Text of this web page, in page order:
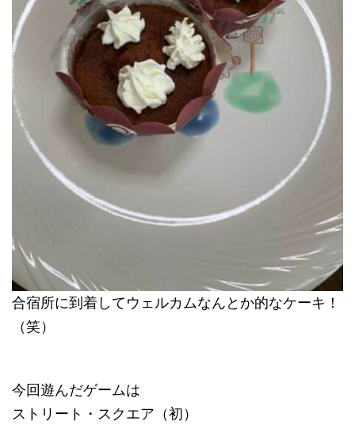
合宿所に到着してウェルカムなんとか的なケーキ！
（笑）
今回遊んだゲームは
ストリート・スクエア（初）